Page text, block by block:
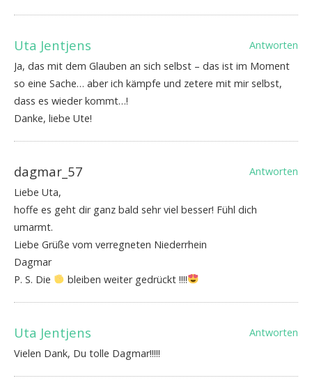
Uta Jentjens
Antworten
Ja, das mit dem Glauben an sich selbst – das ist im Moment
so eine Sache… aber ich kämpfe und zetere mit mir selbst,
dass es wieder kommt…!
Danke, liebe Ute!
dagmar_57
Antworten
Liebe Uta,
hoffe es geht dir ganz bald sehr viel besser! Fühl dich
umarmt.
Liebe Grüße vom verregneten Niederrhein
Dagmar
P. S. Die
bleiben weiter gedrückt !!!!
Uta Jentjens
Antworten
Vielen Dank, Du tolle Dagmar!!!!!